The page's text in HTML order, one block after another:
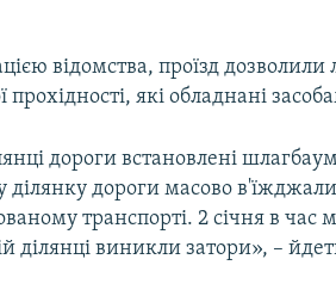
відомства, проїзд
прохідності, які обладнані
дороги встановлені
ділянку дороги масово в'їжджали
транспорті. 2 січня в час
ділянці виникли затори», –